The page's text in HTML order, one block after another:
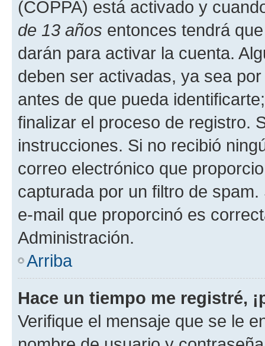
(COPPA) está activado y
de 13 años entonces tendrá
darán para activar la cuenta.
deben ser activadas, ya sea
antes de que pueda
finalizar el proceso de registro.
instrucciones. Si no recibió
correo electrónico que
capturada por un filtro de
e-mail que proporcinó es
Administración.
Arriba
Hace un tiempo me registré,
Verifique el mensaje que se le